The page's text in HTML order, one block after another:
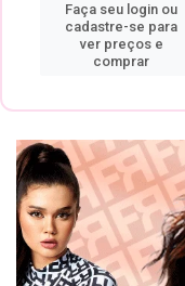
Faça seu login ou
cadastre-se para
ver preços e
comprar